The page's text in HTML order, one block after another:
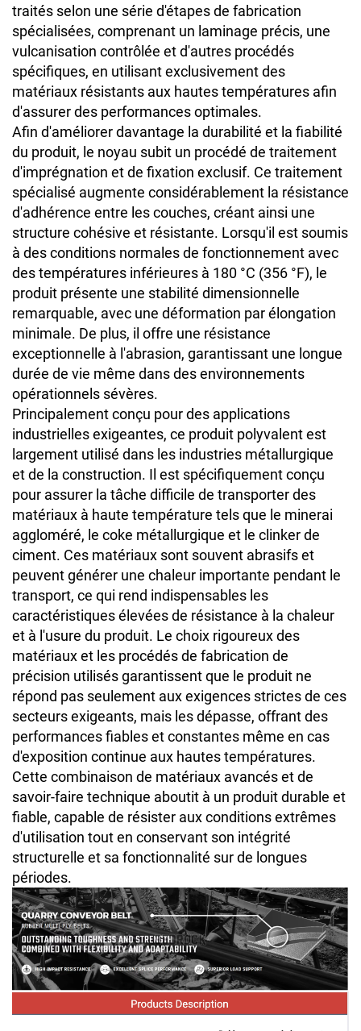
traités selon une série d'étapes de fabrication
spécialisées, comprenant un laminage précis, une
vulcanisation contrôlée et d'autres procédés
spécifiques, en utilisant exclusivement des
matériaux résistants aux hautes températures afin
d'assurer des performances optimales.
Afin d'améliorer davantage la durabilité et la fiabilité
du produit, le noyau subit un procédé de traitement
d'imprégnation et de fixation exclusif. Ce traitement
spécialisé augmente considérablement la résistance
d'adhérence entre les couches, créant ainsi une
structure cohésive et résistante. Lorsqu'il est soumis
à des conditions normales de fonctionnement avec
des températures inférieures à 180 °C (356 °F), le
produit présente une stabilité dimensionnelle
remarquable, avec une déformation par élongation
minimale. De plus, il offre une résistance
exceptionnelle à l'abrasion, garantissant une longue
durée de vie même dans des environnements
opérationnels sévères.
Principalement conçu pour des applications
industrielles exigeantes, ce produit polyvalent est
largement utilisé dans les industries métallurgique
et de la construction. Il est spécifiquement conçu
pour assurer la tâche difficile de transporter des
matériaux à haute température tels que le minerai
aggloméré, le coke métallurgique et le clinker de
ciment. Ces matériaux sont souvent abrasifs et
peuvent générer une chaleur importante pendant le
transport, ce qui rend indispensables les
caractéristiques élevées de résistance à la chaleur
et à l'usure du produit. Le choix rigoureux des
matériaux et les procédés de fabrication de
précision utilisés garantissent que le produit ne
répond pas seulement aux exigences strictes de ces
secteurs exigeants, mais les dépasse, offrant des
performances fiables et constantes même en cas
d'exposition continue aux hautes températures.
Cette combinaison de matériaux avancés et de
savoir-faire technique aboutit à un produit durable et
fiable, capable de résister aux conditions extrêmes
d'utilisation tout en conservant son intégrité
structurelle et sa fonctionnalité sur de longues
périodes.